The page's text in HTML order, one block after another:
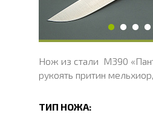
Твердость клинка, HRC
Нож из стали M390
рукоять притин
ТИП НОЖА: